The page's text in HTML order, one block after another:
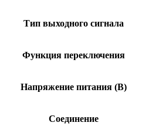
Тип выходного сигнала
Функция переключения
Напряжение питания (В)
Соединение